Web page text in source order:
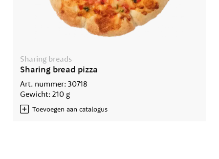
Sharing breads
Sharing bread pizza
Art. nummer: 30718
Gewicht: 210 g
Toevoegen aan catalogus